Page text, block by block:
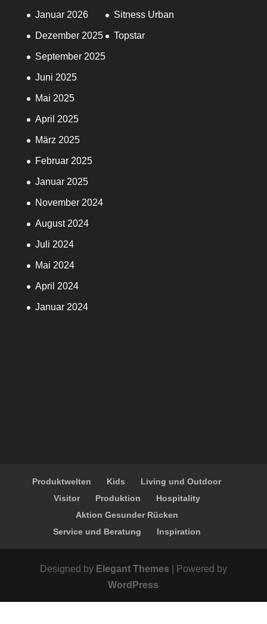
Januar 2026
Dezember 2025
September 2025
Juni 2025
Mai 2025
April 2025
März 2025
Februar 2025
Januar 2025
November 2024
August 2024
Juli 2024
Mai 2024
April 2024
Januar 2024
Sitness Urban
Topstar
Produktwelten Kids
Living und Outdoor
Visitor
Produktion
Hospitality
Aktion Gesunder Rücken
Service und Beratung
Inspiration
Designed by Elegant Themes | Powered by
WordPress